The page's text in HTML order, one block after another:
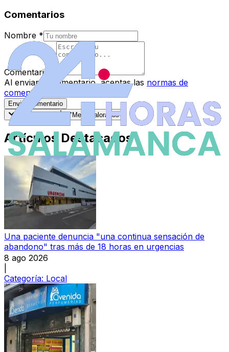
Comentarios
Nombre *
Comentario
Al enviar tu comentario, aceptas las normas de
comentarios
Enviar Comentario
Mejor valorados
Artículos Destacados
Una paciente denuncia "una continua sensación de
abandono" tras más de 18 horas en urgencias
8 ago 2026
Categoría: Local